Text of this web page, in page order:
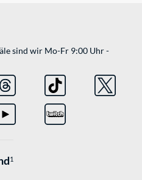
sind wir Mo-Fr 9:00 Uhr -
1